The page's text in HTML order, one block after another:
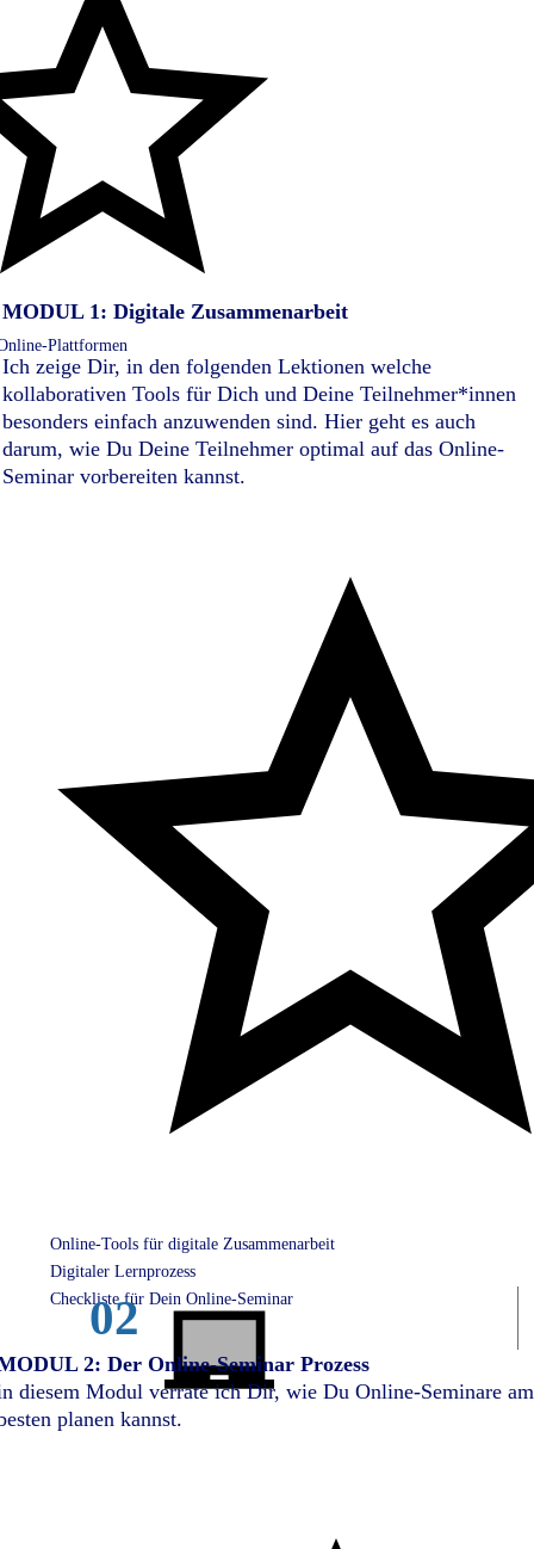
Plattformen
MODUL 1: Digitale Zusammenarbeit
Ich zeige Dir, in den folgenden Lektionen welche
kollaborativen Tools für Dich und Deine Teilnehmer*innen
besonders einfach anzuwenden sind. Hier geht es auch
darum, wie Du Deine Teilnehmer optimal auf das Online-
Seminar vorbereiten kannst.
Online-Tools für digitale Zusammenarbeit
Digitaler Lernprozess
Checkliste für Dein Online-Seminar
02
2: Der Online-Seminar Prozess
diesem Modul verrate ich Dir, wie Du Online-Seminare am
planen kannst.